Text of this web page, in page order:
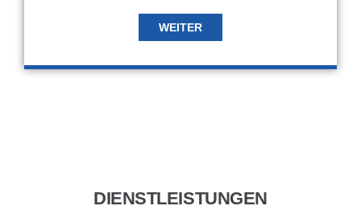
WEITER
DIENSTLEISTUNGEN